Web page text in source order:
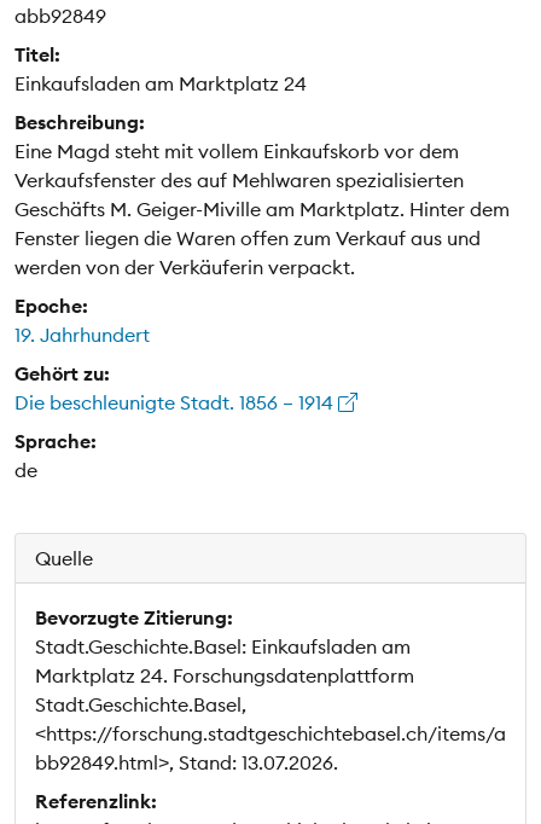
abb92849
Titel:
Einkaufsladen am Marktplatz 24
Beschreibung:
Eine Magd steht mit vollem Einkaufskorb vor dem
Verkaufsfenster des auf Mehlwaren spezialisierten
Geschäfts M. Geiger-Miville am Marktplatz. Hinter dem
Fenster liegen die Waren offen zum Verkauf aus und
werden von der Verkäuferin verpackt.
Epoche:
19. Jahrhundert
Gehört zu:
Die beschleunigte Stadt. 1856 – 1914
Sprache:
de
Quelle
Bevorzugte Zitierung:
Stadt.Geschichte.Basel: Einkaufsladen am
Marktplatz 24. Forschungsdatenplattform
Stadt.Geschichte.Basel,
<https://forschung.stadtgeschichtebasel.ch/items/a
bb92849.html>, Stand: 13.07.2026.
Referenzlink: